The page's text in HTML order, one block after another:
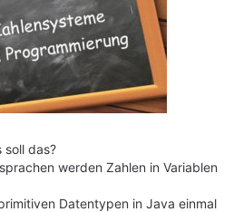
soll das?
werden Zahlen in Variablen
Datentypen in Java einmal